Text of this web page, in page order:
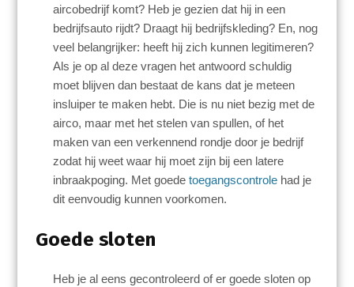
aircobedrijf komt? Heb je gezien dat hij in een
bedrijfsauto rijdt? Draagt hij bedrijfskleding? En, nog
veel belangrijker: heeft hij zich kunnen legitimeren?
Als je op al deze vragen het antwoord schuldig
moet blijven dan bestaat de kans dat je meteen
insluiper te maken hebt. Die is nu niet bezig met de
airco, maar met het stelen van spullen, of het
maken van een verkennend rondje door je bedrijf
zodat hij weet waar hij moet zijn bij een latere
inbraakpoging. Met goedetoegangscontrole had je
dit eenvoudig kunnen voorkomen.
Goede sloten
Heb je al eens gecontroleerd of er goede sloten op